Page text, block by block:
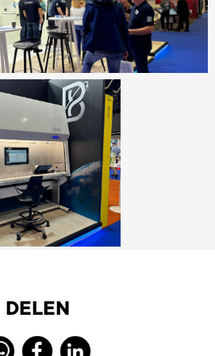
DELEN